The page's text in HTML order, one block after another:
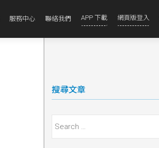
服務中心 聯絡我們 APP 下載 網頁版登入
搜尋文章
Search for: